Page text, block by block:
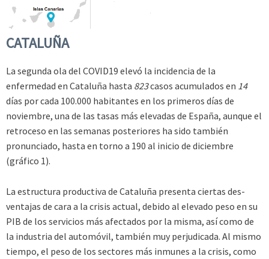
CATALUÑA
La segunda ola del COVID­19 elevó la incidencia de la
enfermedad en Cataluña hasta 823casos acumulados en 14
días por cada 100.000 habitantes en los primeros días de
noviembre, una de las tasas más elevadas de España, aunque el
retroceso en las semanas posteriores ha sido también
pronunciado, hasta en torno a 190 al inicio de diciembre
(gráfico 1).
La estructura productiva de Cataluña presenta ciertas des­
ventajas de cara a la crisis actual, debido al elevado peso en su
PIB de los servicios más afectados por la misma, así como de
la industria del automóvil, también muy perjudi­cada. Al mismo
tiempo, el peso de los sectores más inmu­nes a la crisis, como